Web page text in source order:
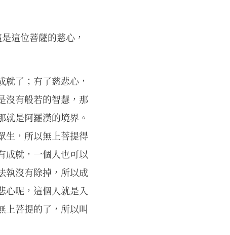
這位菩薩的慈心，
了；有了慈悲心，
沒有般若的智慧，那
是阿羅漢的境界。
生，所以無上菩提得
成就，一個人也可以
執沒有除掉，所以成
心呢，這個人就是入
上菩提的了，所以叫